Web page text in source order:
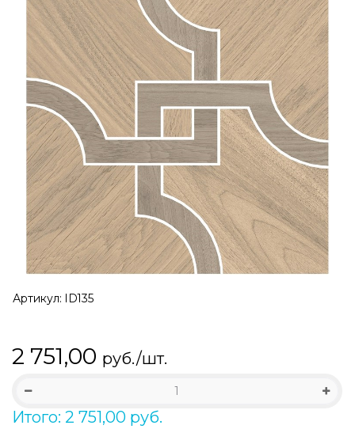
Артикул: ID135
2 751,00 руб./шт.
Итого: 2 751,00 руб.